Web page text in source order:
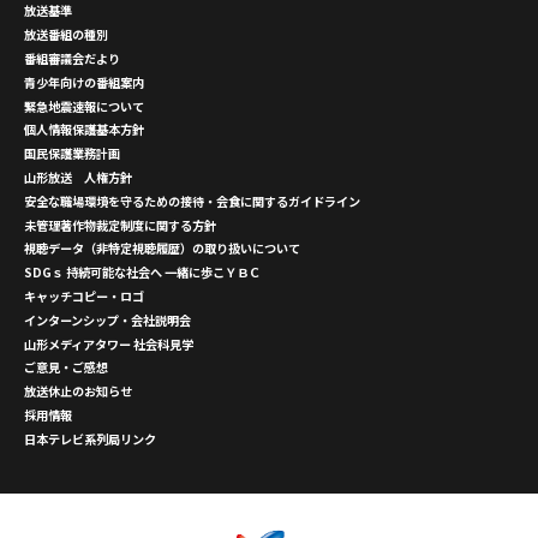
放送基準
放送番組の種別
番組審議会だより
青少年向けの番組案内
緊急地震速報について
個人情報保護基本方針
国民保護業務計画
山形放送 人権方針
安全な職場環境を守るための接待・会食に関するガイドライン
未管理著作物裁定制度に関する方針
視聴データ（非特定視聴履歴）の取り扱いについて
SDGｓ 持続可能な社会へ 一緒に歩こＹＢＣ
キャッチコピー・ロゴ
インターンシップ・会社説明会
山形メディアタワー 社会科見学
ご意見・ご感想
放送休止のお知らせ
採用情報
日本テレビ系列局リンク